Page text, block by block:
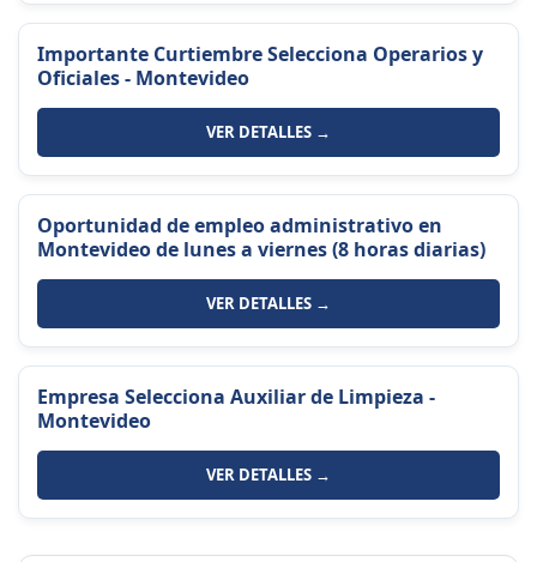
Importante Curtiembre Selecciona Operarios y
Oficiales - Montevideo
VER DETALLES →
Oportunidad de empleo administrativo en
Montevideo de lunes a viernes (8 horas diarias)
VER DETALLES →
Empresa Selecciona Auxiliar de Limpieza -
Montevideo
VER DETALLES →